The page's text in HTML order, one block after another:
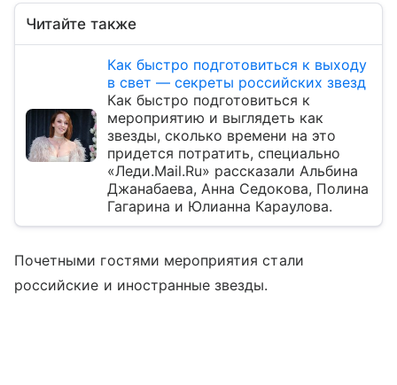
Читайте также
Как быстро подготовиться к выходу
в свет — секреты российских звезд
Как быстро подготовиться к
мероприятию и выглядеть как
звезды, сколько времени на это
придется потратить, специально
«Леди.Mail.Ru» рассказали Альбина
Джанабаева, Анна Седокова, Полина
Гагарина и Юлианна Караулова.
Почетными гостями мероприятия стали
российские и иностранные звезды.